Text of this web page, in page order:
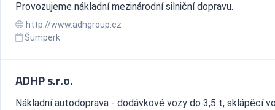
Provozujeme nákladní mezinárodní silniční dopravu.
http://www.adhgroup.cz
Šumperk
ADHP s.r.o.
Nákladní autodoprava - dodávkové vozy do 3,5 t, sklápěcí